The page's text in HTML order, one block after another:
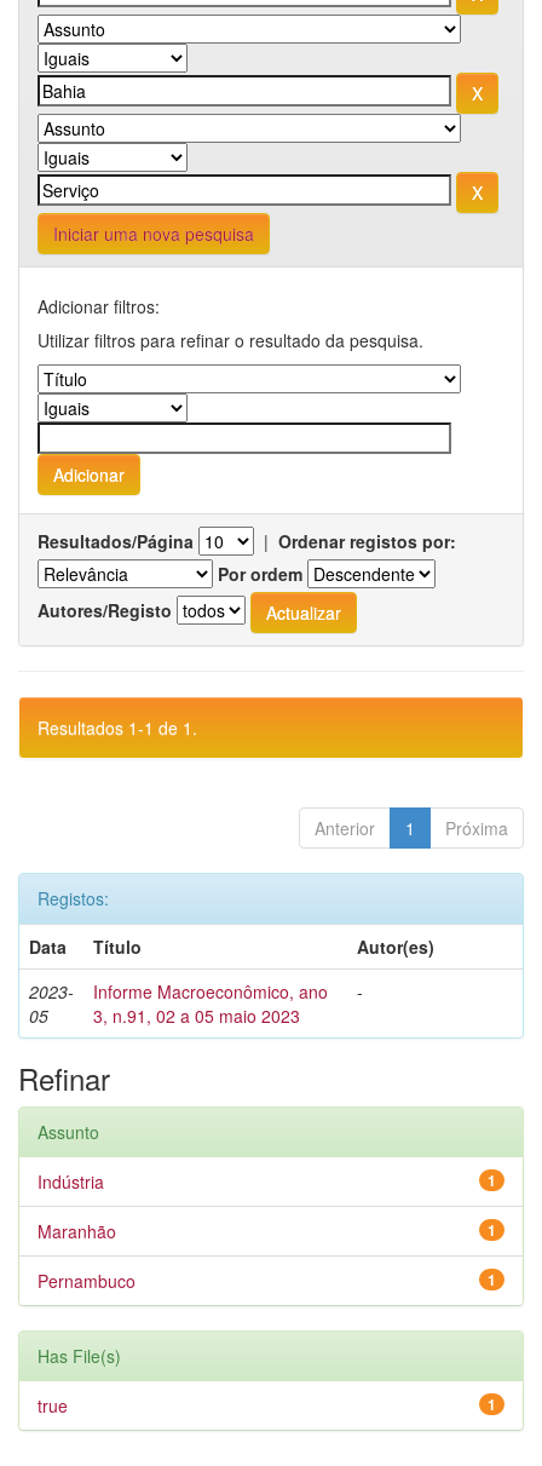
Iniciar uma nova pesquisa
Adicionar filtros:
Utilizar filtros para refinar o resultado da pesquisa.
Resultados/Página | Ordenar registos por:
Por ordem
Autores/Registo
Resultados 1-1 de 1.
Anterior 1 Próxima
Registos:
Data
Título
Autor(es)
2023-
05
Informe Macroeconômico, ano
3, n.91, 02 a 05 maio 2023
-
Refinar
Assunto
1
Indústria
1
Maranhão
1
Pernambuco
Has File(s)
1
true